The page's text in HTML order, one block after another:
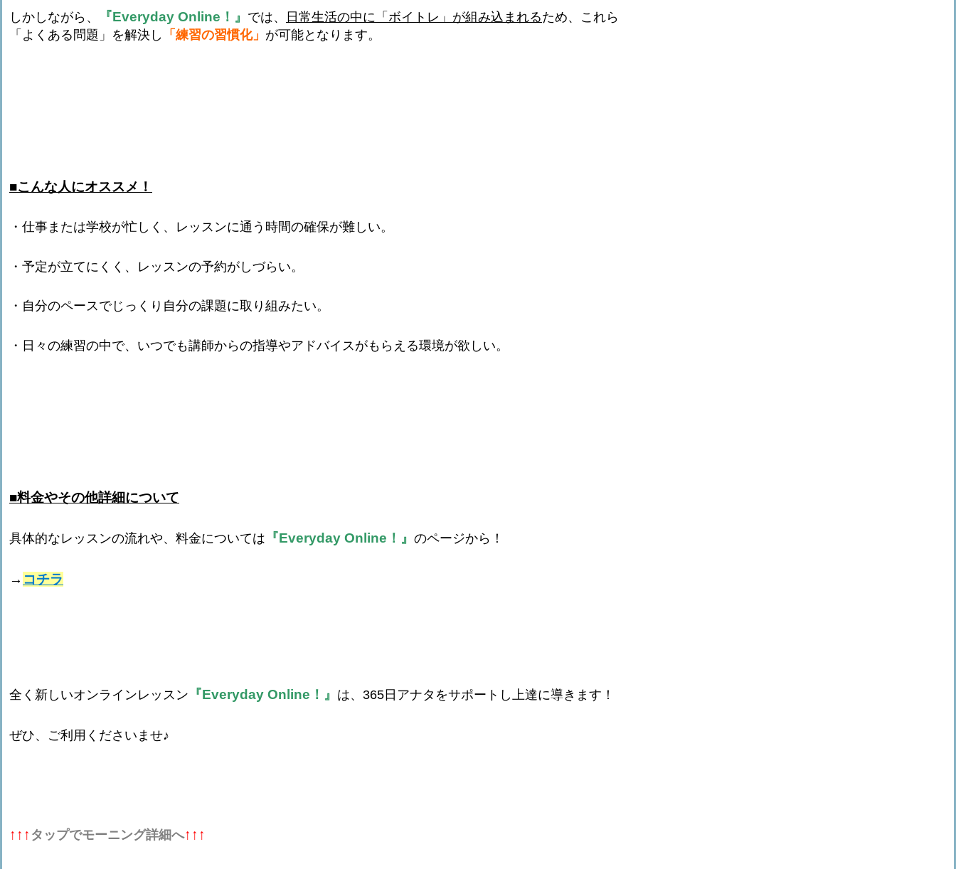
しかしながら、 『Everyday Online！』 では、 日常生活の中に「ボイトレ」が組み込まれるため、これら
「よくある問題」を解決し
「練習の習慣化」 が可能となります。
■こんな人にオススメ！
・仕事または学校が忙しく、レッスンに通う時間の確保が難しい。
・予定が立てにくく、レッスンの予約がしづらい。
・自分のペースでじっくり自分の課題に取り組みたい。
・日々の練習の中で、いつでも講師からの指導やアドバイスがもらえる環境が欲しい。
■料金やその他詳細について
具体的なレッスンの流れや、料金については 『Everyday Online！』 のページから！
→ コチラ
全く新しいオンラインレッスン 『Everyday Online！』 は、365日アナタをサポートし上達に導きます！
ぜひ、ご利用くださいませ♪
↑↑↑ タップでモーニング詳細へ↑↑↑